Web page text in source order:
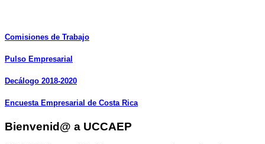
Comisiones de Trabajo
Pulso Empresarial
Decálogo 2018-2020
Encuesta Empresarial de Costa Rica
Bienvenid@ a UCCAEP